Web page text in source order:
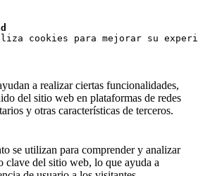
cookies para mejorar su
a realizar ciertas funcionalidades,
del sitio web en plataformas de redes
y otras características de terceros.
se utilizan para comprender y analizar
clave del sitio web, lo que ayuda a